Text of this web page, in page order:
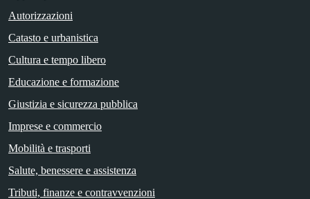
Autorizzazioni
Catasto e urbanistica
Cultura e tempo libero
Educazione e formazione
Giustizia e sicurezza pubblica
Imprese e commercio
Mobilità e trasporti
Salute, benessere e assistenza
Tributi, finanze e contravvenzioni